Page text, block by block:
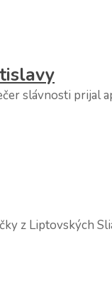
slávnosti
z Liptovských